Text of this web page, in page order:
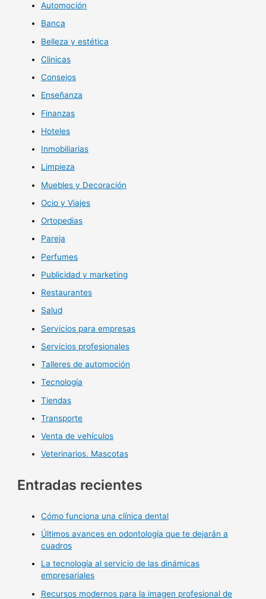
Automoción
Banca
Belleza y estética
Clinicas
Consejos
Enseñanza
Finanzas
Hoteles
Inmobiliarias
Limpieza
Muebles y Decoración
Ocio y Viajes
Ortopedias
Pareja
Perfumes
Publicidad y marketing
Restaurantes
Salud
Servicios para empresas
Servicios profesionales
Talleres de automoción
Tecnología
Tiendas
Transporte
Venta de vehículos
Veterinarios. Mascotas
Entradas recientes
Cómo funciona una clínica dental
Últimos avances en odontología que te dejarán a
cuadros
La tecnología al servicio de las dinámicas
empresariales
Recursos modernos para la imagen profesional de